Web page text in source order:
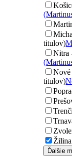
titulov)
Nitra
Nové
titulov)
Ďalšie